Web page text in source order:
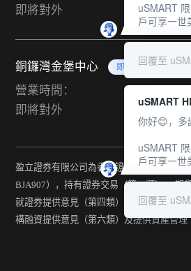
即將對外
銅鑼灣金堡中心 即將對外
營業時間：
即將對外
盈立證券有限公司為香港證監會持牌法團（
BJA907），持有證券交易（第一類） 、期
就證券提供意見（第四類） 、就期貨合約提
構融資提供意見（第六類）及提供資產管理
uSMART
戶可享一世
回覆至
uSMART
你好😊，多
uSMART
戶可享一世
回覆至